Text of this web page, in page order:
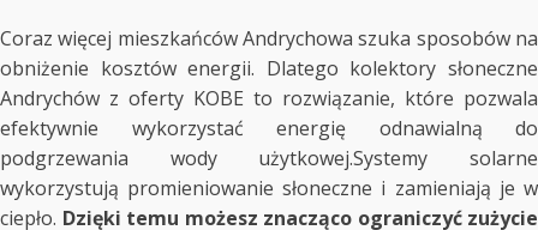
Coraz więcej mieszkańców Andrychowa szuka sposobów na
obniżenie kosztów energii. Dlatego kolektory słoneczne
Andrychów z oferty KOBE to rozwiązanie, które pozwala
efektywnie wykorzystać energię odnawialną do
podgrzewania wody użytkowej.Systemy solarne
wykorzystują promieniowanie słoneczne i zamieniają je w
ciepło. Dzięki temu możesz znacząco ograniczyć zużycie